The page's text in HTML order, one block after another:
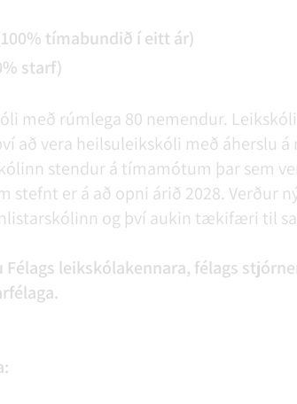
tímabundið í eitt ár)
starf)
með rúmlega 80 nemendur.
að vera heilsuleikskóli með áherslu
stendur á tímamótum þar sem
stefnt er á að opni árið 2028. Verður
og því aukin tækifæri til
leikskólakennara, félags